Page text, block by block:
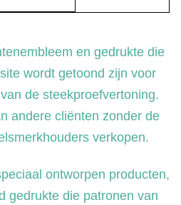
en gedrukte die
wordt getoond zijn voor
de steekproefvertoning.
andere cliënten zonder de
verkopen.
ontworpen producten,
gedrukte die patronen van